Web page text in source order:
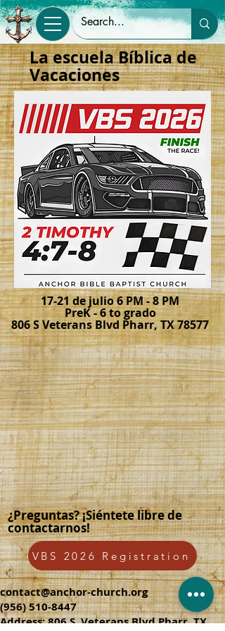
La escuela Bíblica de
Vacaciones
17-21 de julio 6 PM - 8 PM
PreK - 6 to grado
806 S Veterans Blvd Pharr, TX 78577
¿Preguntas? ¡Siéntete libre de
contactarnos!
VBS 2026 Registration
contact@anchor-church.org
(956) 510-8447
Address: 806 S. Veterans Blvd Pharr, TX